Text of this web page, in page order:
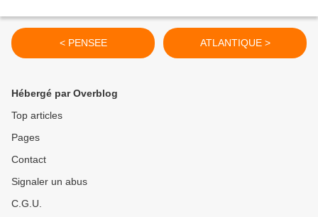
< PENSEE ATLANTIQUE >
Hébergé par Overblog
Top articles
Pages
Contact
Signaler un abus
C.G.U.